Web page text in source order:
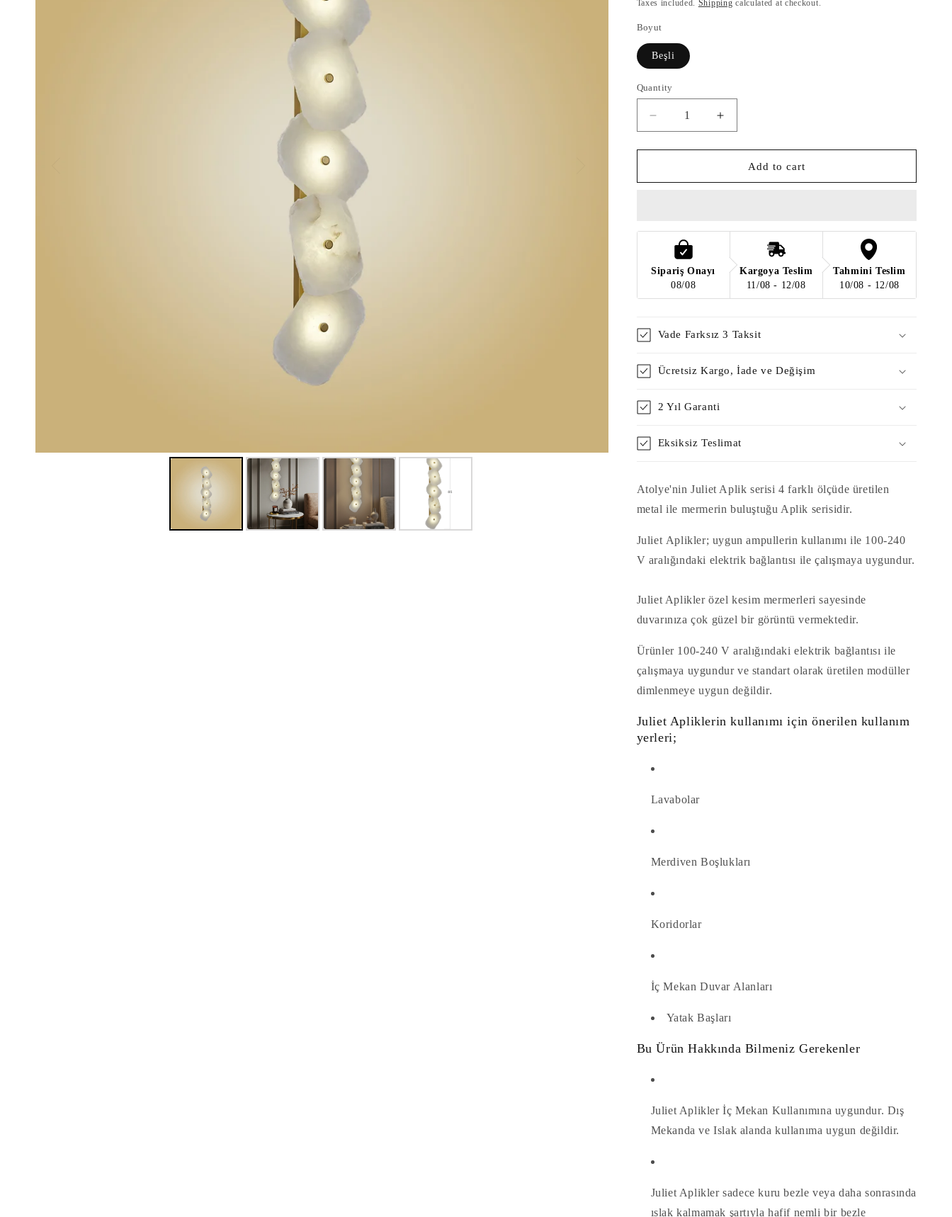
Taxes included. Shipping calculated at checkout.
Boyut
Beşli
Quantity
Quantity
Decrease
quantity
for
Beşli
Increase
quantity
for
Juliet
Beşli
Add to cart
Sipariş Onayı
08/08
Kargoya Teslim
11/08 - 12/08
Tahmini Teslim
10/08 - 12/08
Vade Farksız 3 Taksit
Ücretsiz Kargo, İade ve Değişim
2 Yıl Garanti
Eksiksiz Teslimat
Atolye'nin Juliet Aplik serisi 4 farklı ölçüde üretilen
metal ile mermerin buluştuğu Aplik serisidir.
Juliet Aplikler; uygun ampullerin kullanımı ile 100-240
V aralığındaki elektrik bağlantısı ile çalışmaya uygundur.
Juliet Aplikler özel kesim mermerleri sayesinde
duvarınıza çok güzel bir görüntü vermektedir.
Ürünler 100-240 V aralığındaki elektrik bağlantısı ile
çalışmaya uygundur ve standart olarak üretilen modüller
dimlenmeye uygun değildir.
Juliet Apliklerin kullanımı için önerilen kullanım
yerleri;
Lavabolar
Merdiven Boşlukları
Koridorlar
İç Mekan Duvar Alanları
Yatak Başları
Bu Ürün Hakkında Bilmeniz Gerekenler
Juliet Aplikler İç Mekan Kullanımına uygundur. Dış
Mekanda ve Islak alanda kullanıma uygun değildir.
Juliet Apliklersadece kuru bezle veya daha sonrasında
ıslak kalmamak şartıyla hafif nemli bir bezle